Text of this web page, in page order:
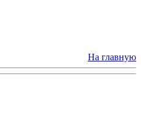
На главную